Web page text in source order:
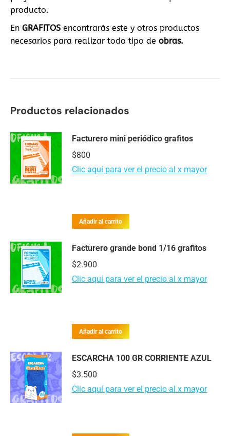
producto.
En GRAFITOS encontrarás este y otros productos
necesarios para realizar todo tipo de obras.
Productos relacionados
Facturero mini periódico grafitos
$800
Clic aquí para ver el precio al x mayor
Añadir al carrito
Facturero grande bond 1/16 grafitos
$2.900
Clic aquí para ver el precio al x mayor
Añadir al carrito
ESCARCHA 100 GR CORRIENTE AZUL
$3.500
Clic aquí para ver el precio al x mayor